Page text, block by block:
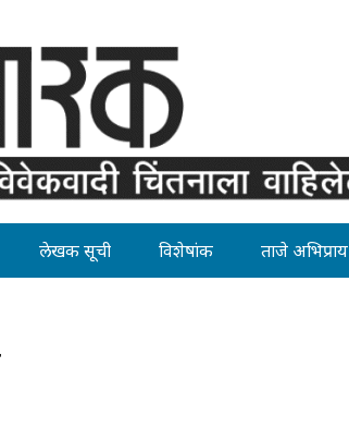
लेखक सूची विशेषांक ताजे अभिप्राय